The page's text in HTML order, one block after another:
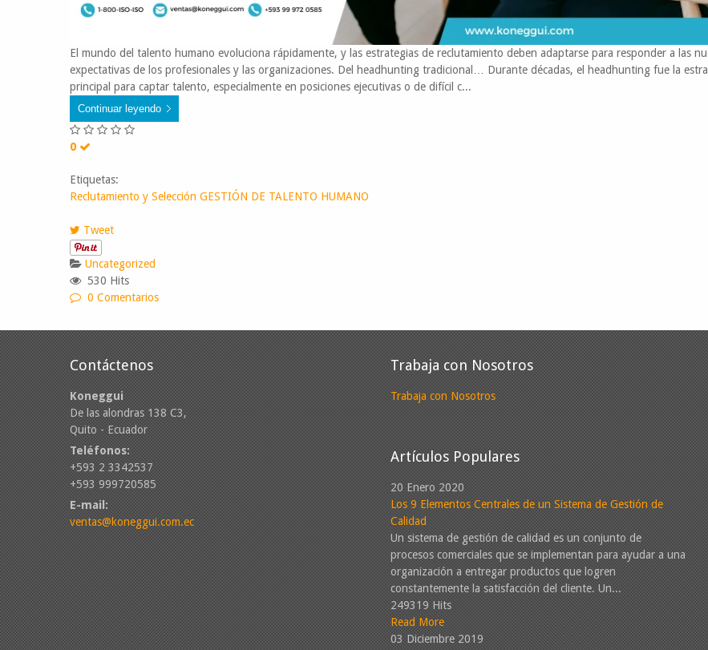
El mundo del talento humano evoluciona rápidamente, y las estrategias de reclutamiento deben adaptarse para responder a las
expectativas de los profesionales y las organizaciones. Del headhunting tradicional… Durante décadas, el headhunting fue la
principal para captar talento, especialmente en posiciones ejecutivas o de difícil c...
Continuar leyendo
0
Etiquetas:
Reclutamiento y Selección GESTIÓN DE TALENTO HUMANO
Tweet
Uncategorized
530 Hits
0 Comentarios
Contáctenos
Koneggui
De las alondras 138 C3,
Quito - Ecuador
Teléfonos:
+593 2 3342537
+593 999720585
E-mail:
ventas@koneggui.com.ec
Trabaja con Nosotros
Trabaja con Nosotros
Artículos Populares
20 Enero 2020
Los 9 Elementos Centrales de un Sistema de Gestión de
Calidad
Un sistema de gestión de calidad es un conjunto de
procesos comerciales que se implementan para ayudar a una
organización a entregar productos que logren
constantemente la satisfacción del cliente. Un...
249319 Hits
Read More
03 Diciembre 2019